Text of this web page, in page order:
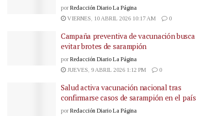
por Redacción Diario La Página
VIERNES, 10 ABRIL 2026 10:17 AM
0
Campaña preventiva de vacunación busca
evitar brotes de sarampión
por Redacción Diario La Página
JUEVES, 9 ABRIL 2026 1:12 PM
0
Salud activa vacunación nacional tras
confirmarse casos de sarampión en el país
por Redacción Diario La Página